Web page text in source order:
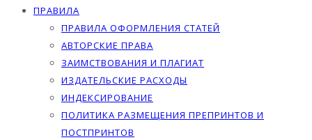
ПРАВИЛА
ПРАВИЛА ОФОРМЛЕНИЯ СТАТЕЙ
АВТОРСКИЕ ПРАВА
ЗАИМСТВОВАНИЯ И ПЛАГИАТ
ИЗДАТЕЛЬСКИЕ РАСХОДЫ
ИНДЕКСИРОВАНИЕ
ПОЛИТИКА РАЗМЕЩЕНИЯ ПРЕПРИНТОВ И
ПОСТПРИНТОВ